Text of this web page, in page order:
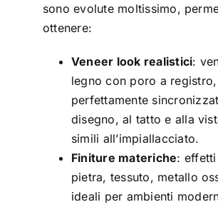
sono evolute moltissimo,
ottenere:
Veneer look realistici:
legno con poro a
perfettamente
disegno, al tatto e alla
simili all’impiallacciato.
Finiture materiche:
pietra, tessuto, metallo
ideali per ambienti